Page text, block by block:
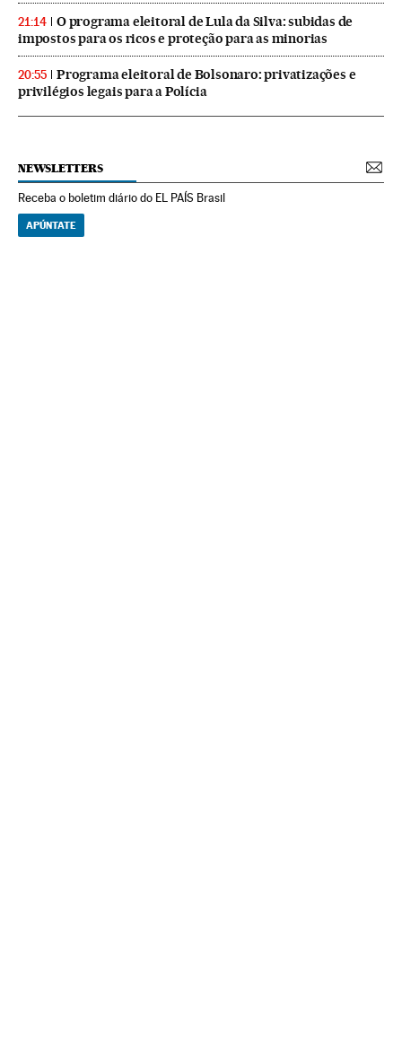
21:14
O programa eleitoral de Lula da Silva: subidas de
impostos para os ricos e proteção para as minorias
20:55
Programa eleitoral de Bolsonaro: privatizações e
privilégios legais para a Polícia
NEWSLETTERS
Receba o boletim diário do EL PAÍS Brasil
APÚNTATE